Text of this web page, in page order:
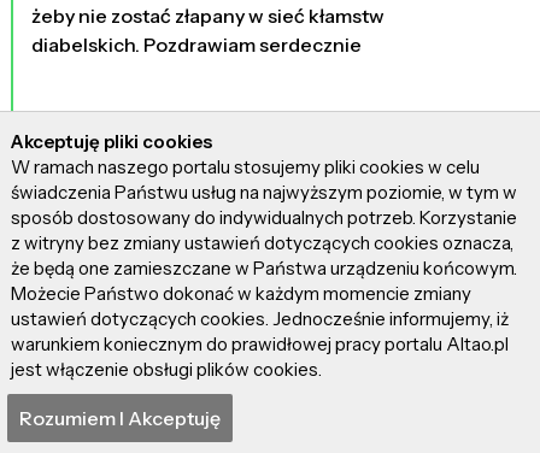
żeby nie zostać złapany w sieć kłamstw
diabelskich. Pozdrawiam serdecznie
0(8)
Agnieszka
3670 dni temu
Super to napisałeś ja w to wierzę zło istnieje i wiem
że ma siłę zabić człowieka ,Ale Bóg jest silniejszy od
sztana i demonów.
Dodaj opinię do tego komentarza
Akceptuję pliki cookies
W ramach naszego portalu stosujemy pliki cookies w celu
świadczenia Państwu usług na najwyższym poziomie, w tym w
sposób dostosowany do indywidualnych potrzeb. Korzystanie
z witryny bez zmiany ustawień dotyczących cookies oznacza,
że będą one zamieszczane w Państwa urządzeniu końcowym.
Możecie Państwo dokonać w każdym momencie zmiany
ustawień dotyczących cookies. Jednocześnie informujemy, iż
warunkiem koniecznym do prawidłowej pracy portalu Altao.pl
jest włączenie obsługi plików cookies.
Rozumiem I Akceptuję